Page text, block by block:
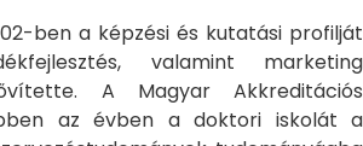
ben a képzési és kutatási profilját
valamint marketing
A Magyar Akkreditációs
az évben a doktori iskolát a